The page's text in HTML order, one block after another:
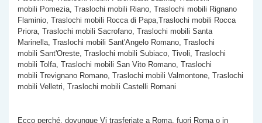
mobili Pomezia, Traslochi mobili Riano, Traslochi mobili Rignano
Flaminio, Traslochi mobili Rocca di Papa,Traslochi mobili Rocca
Priora, Traslochi mobili Sacrofano, Traslochi mobili Santa
Marinella, Traslochi mobili Sant'Angelo Romano, Traslochi
mobili Sant'Oreste, Traslochi mobili Subiaco, Tivoli, Traslochi
mobili Tolfa, Traslochi mobili San Vito Romano, Traslochi
mobili Trevignano Romano, Traslochi mobili Valmontone, Traslochi
mobili Velletri, Traslochi mobili Castelli Romani
Ecco perché, dovunque Vi trasferiate a Roma, fuori Roma o in